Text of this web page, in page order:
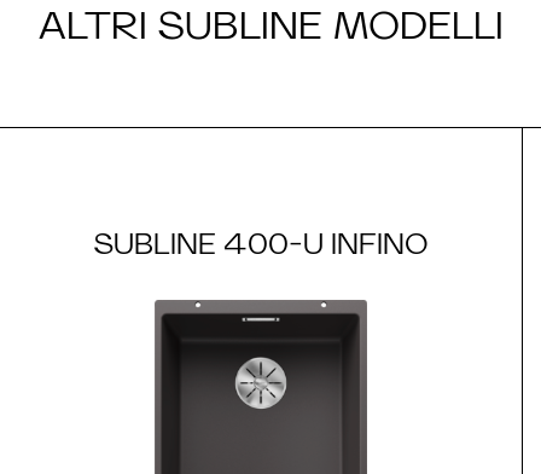
ALTRI SUBLINE MODELLI
SUBLINE 400-U INFINO